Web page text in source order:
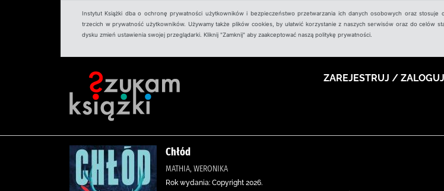
Instytut Książki dba o ochronę prywatności użytkowników i bezpieczeństwo przetwarzania ich danych osobowych oraz stosuje
trzecich w prywatność użytkowników. Używamy także plików cookies, by ułatwić korzystanie z naszych serwisów oraz do celów
dysku zmień ustawienia swojej przeglądarki. Kliknij "Zamknij" aby zaakceptować naszą politykę prywatności.
ZAREJESTRUJ / ZALOGUJ
Chłód
MATHIA, WERONIKA
Rok wydania: Copyright 2026.